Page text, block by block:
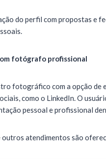
do perfil com propostas e
fotógrafo profissional
fotográfico com a opção de
como o LinkedIn. O
pessoal e profissional
outros atendimentos são